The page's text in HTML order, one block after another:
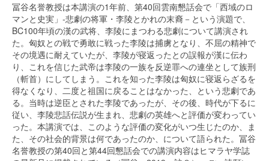
冨谷名誉教授は本講演の1年前、第40回雲南懇話会で「西域のロ
マンと史実」‐悲劇の将軍・李陵とかれの末裔－という演題で、
BC100年頃の漢の武将、李陵にまつわる悲劇について講演され
た。匈奴との戦で勇敢に戦った李陵は捕虜となり、不屈の精神で
その境遇に耐えていたが、李陵が寝返ったとの誤報が漢に伝わ
り、これを信じた武帝は李陵の一族を反逆罪への連坐として族刑
（斬首）にしてしまう。これを知った李陵は匈奴に寝返らざるを
得なくなり、二度と祖国に戻ることはなかった、という悲劇であ
る。当時は逆臣とされた李陵であったが、その後、時代が下るに
従い、李陵悲話伝説が生まれ、悲劇の英雄へと評価が変わってい
った。本講演では、このような評価の変化がいつ生じたのか、ま
た、その社会的背景は何であったのか、について語られた。冨谷
名誉教授の第40回と第44回懇話会での講演内容はヒマラヤ学誌